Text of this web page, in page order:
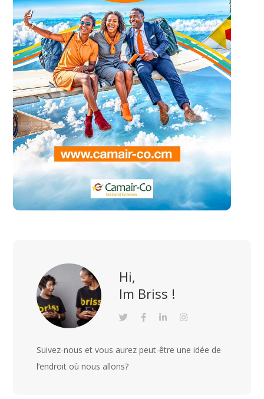
Hi,
Im Briss !
Suivez-nous et vous aurez peut-être une idée de
l’endroit où nous allons?